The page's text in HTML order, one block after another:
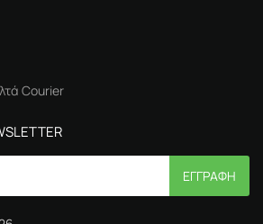
Courier